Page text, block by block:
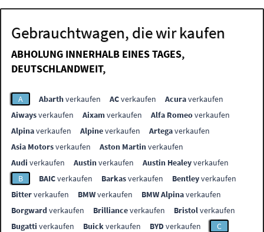
Gebrauchtwagen, die wir kaufen
ABHOLUNG INNERHALB EINES TAGES,
DEUTSCHLANDWEIT,
A Abarthverkaufen ACverkaufen Acuraverkaufen
Aiwaysverkaufen Aixamverkaufen Alfa Romeoverkaufen
Alpinaverkaufen Alpineverkaufen Artegaverkaufen
Asia Motorsverkaufen Aston Martinverkaufen
Audi verkaufen Austinverkaufen Austin Healeyverkaufen
B
BAICverkaufen Barkasverkaufen Bentleyverkaufen
Bitterverkaufen BMWverkaufen BMW Alpinaverkaufen
Borgwardverkaufen Brillianceverkaufen Bristolverkaufen
Bugatti verkaufen Buickverkaufen BYDverkaufen
C